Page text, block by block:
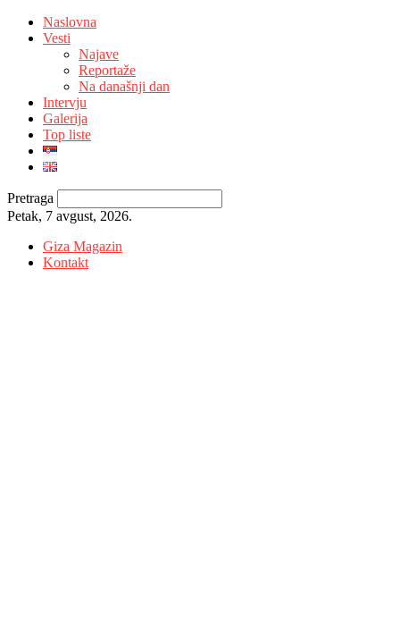
Naslovna
Vesti
Najave
Reportaže
Na današnji dan
Intervju
Galerija
Top liste
Pretraga
Petak, 7 avgust, 2026.
Giza Magazin
Kontakt